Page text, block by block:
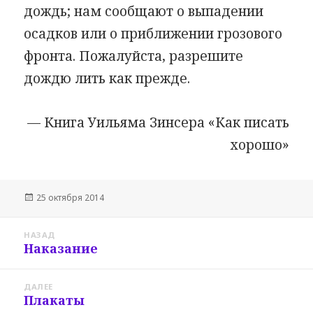
дождь; нам сообщают о выпадении
осадков или о приближении грозового
фронта. Пожалуйста, разрешите
дождю лить как прежде.
— Книга Уильяма Зинсера «Как писать
хорошо»
Опубликовано
25 октября 2014
НАЗАД
Предыдущая
Наказание
ДАЛЕЕ
Следующая
Плакаты